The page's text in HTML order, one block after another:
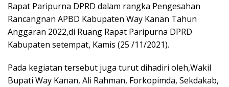
Rapat Paripurna DPRD dalam rangka Pengesahan
Rancangnan APBD Kabupaten Way Kanan Tahun
Anggaran 2022,di Ruang Rapat Paripurna DPRD
Kabupaten setempat, Kamis (25 /11/2021).
Pada kegiatan tersebut juga turut dihadiri oleh,Wakil
Bupati Way Kanan, Ali Rahman, Forkopimda, Sekdakab,